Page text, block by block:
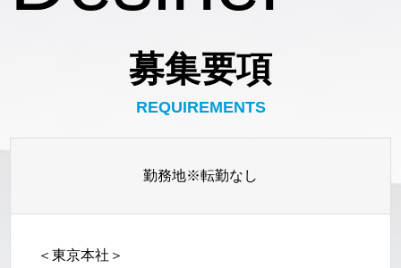
募集要項
REQUIREMENTS
勤務地※転勤なし
＜東京本社＞